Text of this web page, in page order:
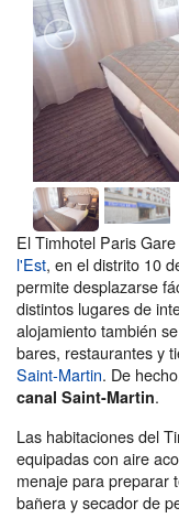
El Timhotel Paris
l'Est, en el distrito 10
permite desplazarse
distintos lugares de
alojamiento también
bares, restaurantes y
Saint-Martin. De
canal Saint-Martin.
Las habitaciones del
equipadas con aire
menaje para preparar
bañera y secador de